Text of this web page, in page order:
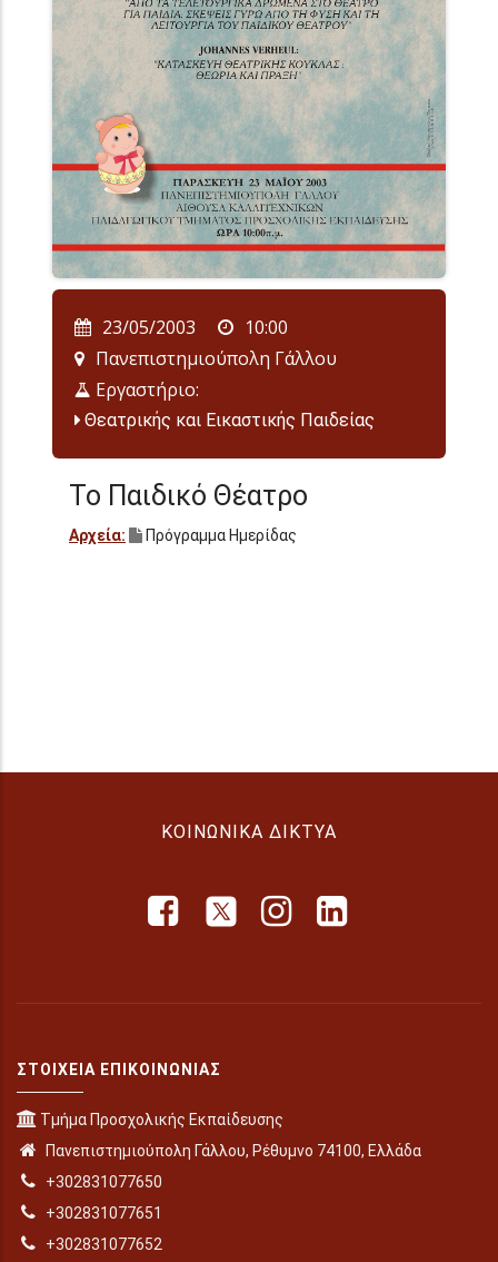
23/05/2003
10:00
Πανεπιστημιούπολη Γάλλου
Εργαστήριο:
Θεατρικής και Εικαστικής Παιδείας
Το Παιδικό Θέατρο
Αρχεία: Πρόγραμμα Ημερίδας
ΚΟΙΝΩΝΙΚΆ ΔΊΚΤΥΑ
ΣΤΟΙΧΕΊΑ ΕΠΙΚΟΙΝΩΝΊΑΣ
Τμήμα Προσχολικής Εκπαίδευσης
Πανεπιστημιούπολη Γάλλου, Ρέθυμνο 74100, Ελλάδα
+302831077650
+302831077651
+302831077652